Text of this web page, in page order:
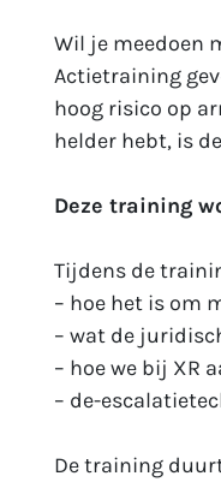
Wil je meedoen
Actietraining
hoog risico op
helder hebt, is
Deze training
Tijdens de
– hoe het is om
– wat de
– hoe we bij XR
– de-
De training